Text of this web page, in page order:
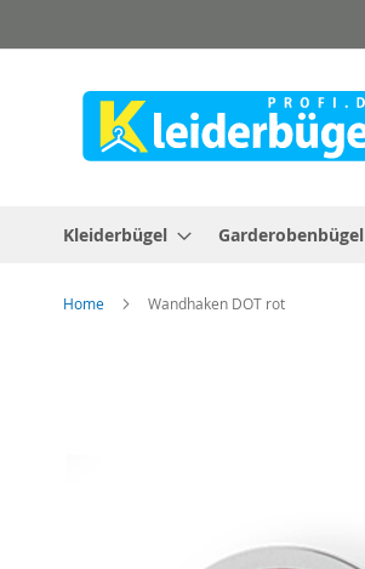
zum
Kleiderbügel Garderobenbügel
Home Wandhaken DOT rot